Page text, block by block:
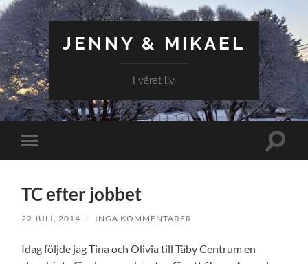
JENNY & MIKAEL
I vårat liv
Slå
på/av
Slå
TC efter jobbet
22 JULI, 2014 / INGA KOMMENTARER
Idag följde jag Tina och Olivia till Täby Centrum en